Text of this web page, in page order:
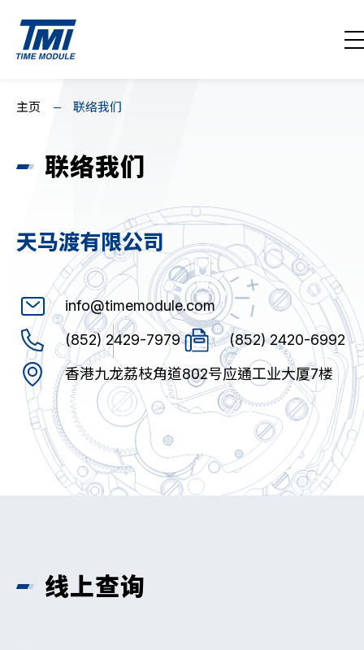
关于我们
产品系列
下载 / 支援
产品代码搜索
机芯目录
主页 联络我们
联络我们
天马渡有限公司
info@timemodule.com
(852) 2429-7979
(852) 2420-6992
香港九龙荔枝角道802号应通工业大厦7楼
线上查询